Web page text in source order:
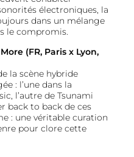
électroniques, la
dans un mélange
le compromis.
(FR, Paris x Lyon,
la scène hybride
: l’une dans la
l’autre de Tsunami
back to back de ces
: une véritable curation
pour clore cette